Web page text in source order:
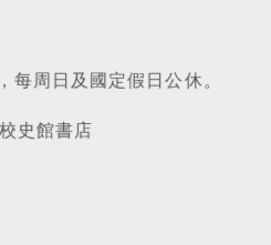
周日及國定假日公休。
史館書店